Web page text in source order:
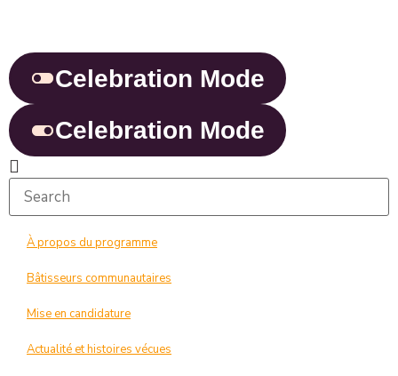
Celebration Mode
Celebration Mode
À propos du programme
Bâtisseurs communautaires
Mise en candidature
Actualité et histoires vécues